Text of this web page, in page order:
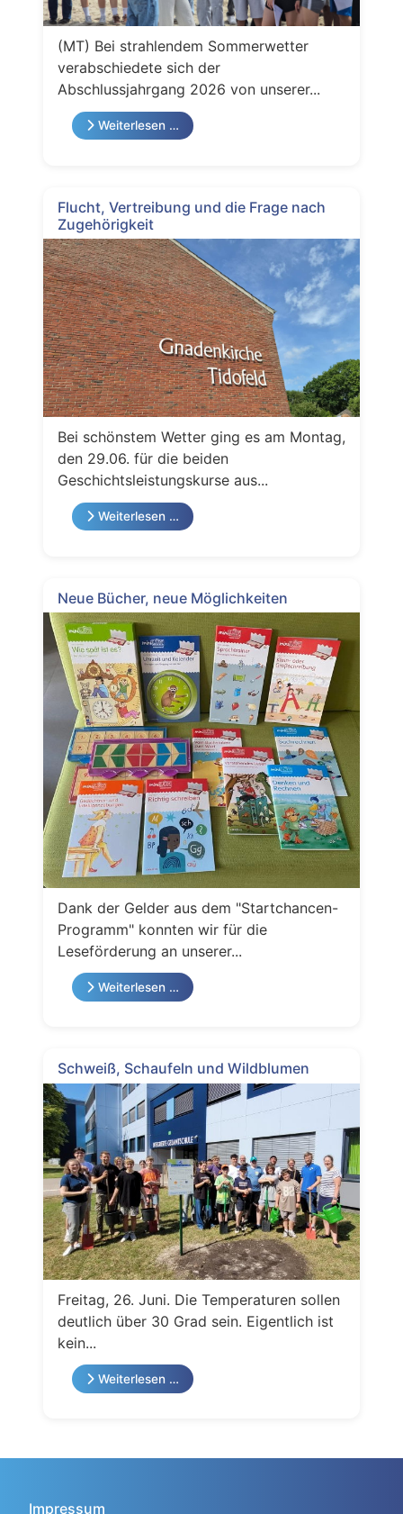
(MT) Bei strahlendem Sommerwetter
verabschiedete sich der
Abschlussjahrgang 2026 von unserer...
Weiterlesen …
Flucht, Vertreibung und die Frage nach
Zugehörigkeit
Bei schönstem Wetter ging es am Montag,
den 29.06. für die beiden
Geschichtsleistungskurse aus...
Weiterlesen …
Neue Bücher, neue Möglichkeiten
Dank der Gelder aus dem "Startchancen-
Programm" konnten wir für die
Leseförderung an unserer...
Weiterlesen …
Schweiß, Schaufeln und Wildblumen
Freitag, 26. Juni. Die Temperaturen sollen
deutlich über 30 Grad sein. Eigentlich ist
kein...
Weiterlesen …
Impressum